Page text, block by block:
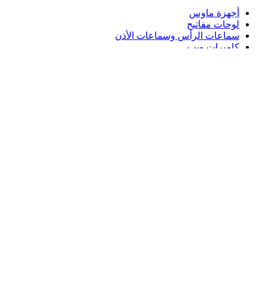
أجهزة ماوس
لوحات مفاتيح
سماعات الرأس وسماعات الأذن
كاميرات ويب